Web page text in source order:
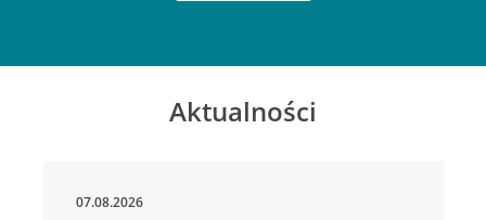
Aktualności
07.08.2026